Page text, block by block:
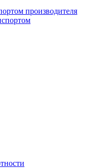
производителя